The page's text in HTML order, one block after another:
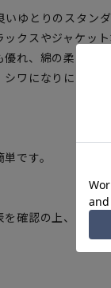
ゆとりのスタン
クスやジャケッ
れ、綿の柔らか
ワになりにくく
です。
確認の上、ご購入